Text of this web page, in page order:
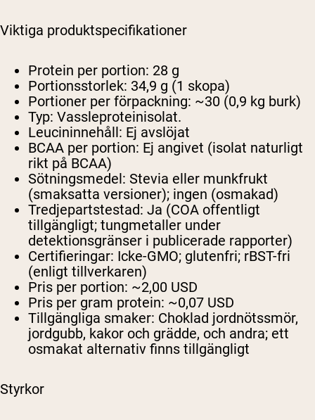
Viktiga produktspecifikationer
Protein per portion: 28 g
Portionsstorlek: 34,9 g (1 skopa)
Portioner per förpackning: ~30 (0,9 kg burk)
Typ: Vassleproteinisolat.
Leucininnehåll: Ej avslöjat
BCAA per portion: Ej angivet (isolat naturligt
rikt på BCAA)
Sötningsmedel: Stevia eller munkfrukt
(smaksatta versioner); ingen (osmakad)
Tredjepartstestad: Ja (COA offentligt
tillgängligt; tungmetaller under
detektionsgränser i publicerade rapporter)
Certifieringar: Icke-GMO; glutenfri; rBST-fri
(enligt tillverkaren)
Pris per portion: ~2,00 USD
Pris per gram protein: ~0,07 USD
Tillgängliga smaker: Choklad jordnötssmör,
jordgubb, kakor och grädde, och andra; ett
osmakat alternativ finns tillgängligt
Styrkor